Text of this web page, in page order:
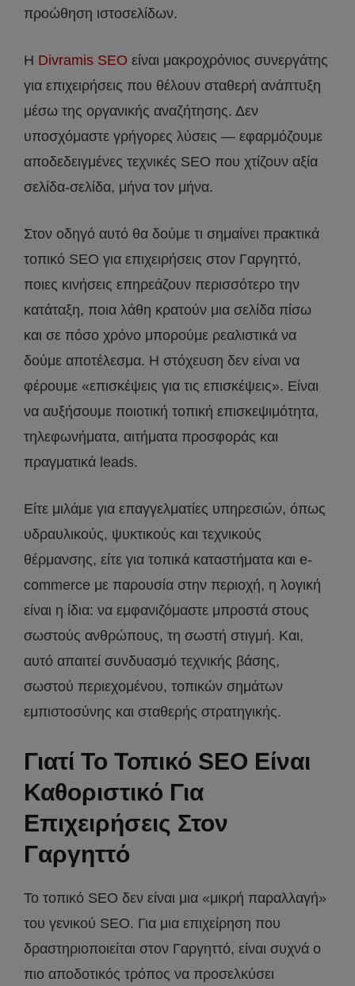
προώθηση ιστοσελίδων.
Η Divramis SEO είναι μακροχρόνιος συνεργάτης
για επιχειρήσεις που θέλουν σταθερή ανάπτυξη
μέσω της οργανικής αναζήτησης. Δεν
υποσχόμαστε γρήγορες λύσεις — εφαρμόζουμε
αποδεδειγμένες τεχνικές SEO που χτίζουν αξία
σελίδα-σελίδα, μήνα τον μήνα.
Στον οδηγό αυτό θα δούμε τι σημαίνει πρακτικά
τοπικό SEO για επιχειρήσεις στον Γαργηττό,
ποιες κινήσεις επηρεάζουν περισσότερο την
κατάταξη, ποια λάθη κρατούν μια σελίδα πίσω
και σε πόσο χρόνο μπορούμε ρεαλιστικά να
δούμε αποτέλεσμα. Η στόχευση δεν είναι να
φέρουμε «επισκέψεις για τις επισκέψεις». Είναι
να αυξήσουμε ποιοτική τοπική επισκεψιμότητα,
τηλεφωνήματα, αιτήματα προσφοράς και
πραγματικά leads.
Είτε μιλάμε για επαγγελματίες υπηρεσιών, όπως
υδραυλικούς, ψυκτικούς και τεχνικούς
θέρμανσης, είτε για τοπικά καταστήματα και e-
commerce με παρουσία στην περιοχή, η λογική
είναι η ίδια: να εμφανιζόμαστε μπροστά στους
σωστούς ανθρώπους, τη σωστή στιγμή. Και,
αυτό απαιτεί συνδυασμό τεχνικής βάσης,
σωστού περιεχομένου, τοπικών σημάτων
εμπιστοσύνης και σταθερής στρατηγικής.
Γιατί Το Τοπικό SEO Είναι
Καθοριστικό Για
Επιχειρήσεις Στον
Γαργηττό
Το τοπικό SEO δεν είναι μια «μικρή παραλλαγή»
του γενικού SEO. Για μια επιχείρηση που
δραστηριοποιείται στον Γαργηττό, είναι συχνά ο
πιο αποδοτικός τρόπος να προσελκύσει